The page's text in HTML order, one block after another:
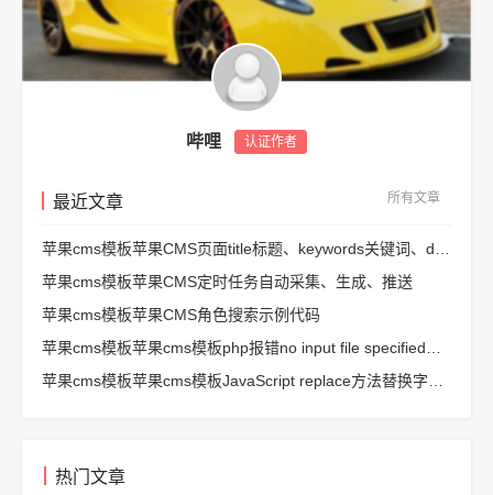
哔哩 认证作者
最近文章 所有文章
苹果cms模板苹果CMS页面title标题、keywords关键词、description描述SEO优化
苹果cms模板苹果CMS定时任务自动采集、生成、推送
苹果cms模板苹果CMS角色搜索示例代码
苹果cms模板苹果cms模板php报错no input file specified解决方法
苹果cms模板苹果cms模板JavaScript replace方法替换字符串空格方法
热门文章